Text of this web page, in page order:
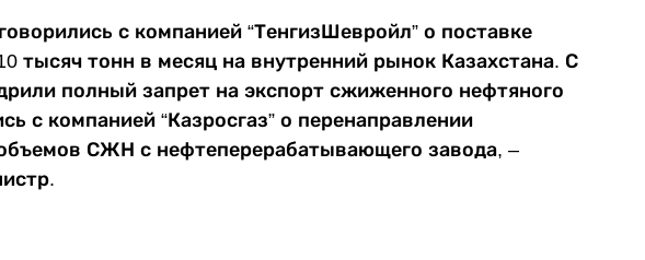
с компанией “ТенгизШевройл” о поставке
тысяч тонн в месяц на внутренний рынок Казахстана. С
полный запрет на экспорт сжиженного нефтяного
с компанией “Казросгаз” о перенаправлении
СЖН с нефтеперерабатывающего завода, –